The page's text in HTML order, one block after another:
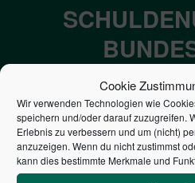
Cookie
Wir verwenden Technologien wie
speichern und/oder darauf zuzugreifen.
Erlebnis zu verbessern und um (nicht)
anzuzeigen. Wenn du nicht zustimmst
kann dies bestimmte Merkmale und
PRO